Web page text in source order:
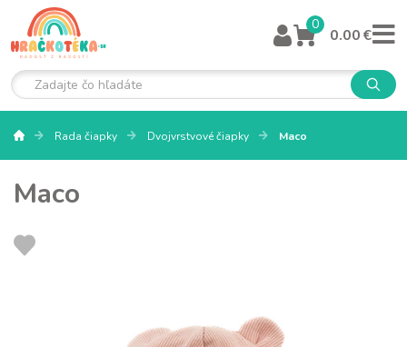
0
0.00 €
Rada čiapky Dvojvrstvové čiapky Maco
Maco